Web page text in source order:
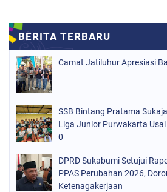
Camat Jatiluhur Apresiasi
SSB Bintang Pratama
Liga Junior Purwakarta Usai
0
DPRD Sukabumi Setujui
PPAS Perubahan 2026,
Ketenagakerjaan